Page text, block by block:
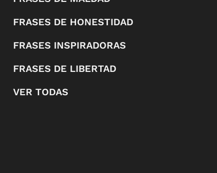
FRASES DE HONESTIDAD
FRASES INSPIRADORAS
FRASES DE LIBERTAD
VER TODAS